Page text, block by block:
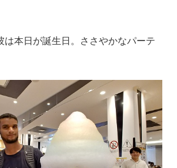
は本日が誕生日。ささやかなパーテ